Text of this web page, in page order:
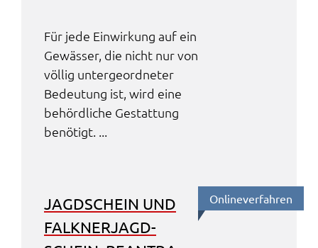
Für jede Einwir­kung auf ein
Gewäs­ser, die nicht nur von
völlig unter­ge­ord­ne­ter
Bedeu­tung ist, wird eine
behörd­li­che Gestat­tung
benö­tigt. ...
JAGD­SCHEIN UND
FALK­NER­JAGD­
Online­ver­fah­ren